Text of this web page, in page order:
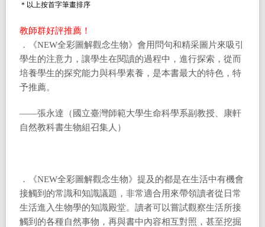
＊以上按首字筆畫排序
教師群好評推薦！
．《NEW全彩圖解觀念生物》會用問句和精采圖片來吸引
學生的注意力，讓學生在閱讀的過程中，進行探索，從而
培養學生的探究能力與科學素養，是本書最大的特色，特
予推薦。
——張永達（國立臺灣師範大學生命科學系副教授、康軒
自然教科書生物組召集人）
．《NEW全彩圖解觀念生物》提及的都是在生活中有機會
接觸到的常識和知識議題，非常適合用來帶領讀者從日常
生活進入生物學的知識殿堂。讀者可以嘗試觀察生活所接
觸到的各種自然事物，再與書中內容相互對照，甚至挖掘